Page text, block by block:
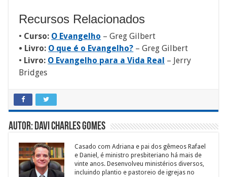
Recursos Relacionados
• Curso: O Evangelho – Greg Gilbert
• Livro: O que é o Evangelho? – Greg Gilbert
• Livro: O Evangelho para a Vida Real – Jerry
Bridges
Autor: Davi Charles Gomes
Casado com Adriana e pai dos gêmeos Rafael
e Daniel, é ministro presbiteriano há mais de
vinte anos. Desenvolveu ministérios diversos,
incluindo plantio e pastoreio de igrejas no